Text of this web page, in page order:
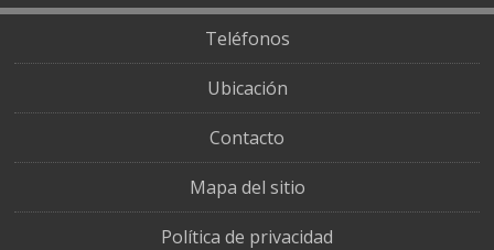
Teléfonos
Ubicación
Contacto
Mapa del sitio
Política de privacidad